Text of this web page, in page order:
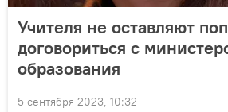
Учителя не оставляют
договориться с
образования
5 сентября 2023, 10:32